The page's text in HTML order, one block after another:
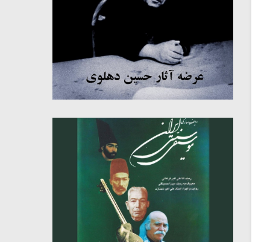
میکلوش روژا